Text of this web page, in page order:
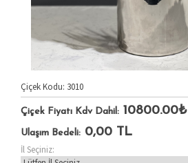
Çiçek Kodu: 3010
Çiçek Fiyatı Kdv Dahil: 10800.00₺
Ulaşım Bedeli: 0,00 TL
İl Seçiniz: